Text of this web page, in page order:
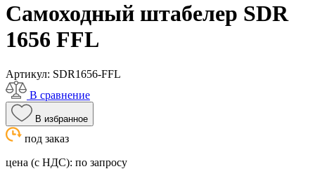
Самоходный штабелер SDR
1656 FFL
Артикул: SDR1656-FFL
В сравнение
В избранное
под заказ
цена (с НДС): по запросу